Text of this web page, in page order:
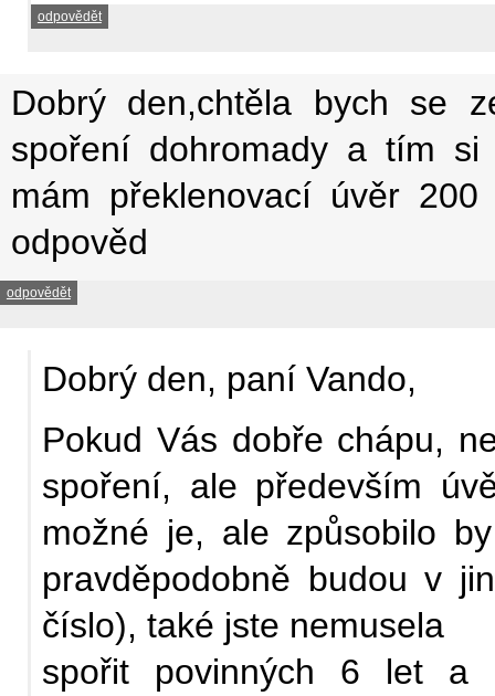
odpovědět
Dobrý den,chtěla bych se
spoření dohromady a tím si
mám překlenovací úvěr
odpověd
odpovědět
Dobrý den, paní Vando,
Pokud Vás dobře chápu,
spoření, ale především
možné je, ale způsobilo
pravděpodobně budou v
číslo), také jste nemusela
spořit povinných 6 let a